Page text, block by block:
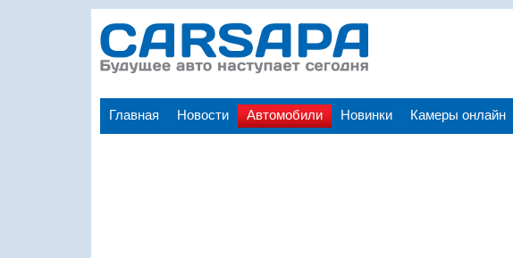
Главная Новости Автомобили Новинки Камеры онлайн